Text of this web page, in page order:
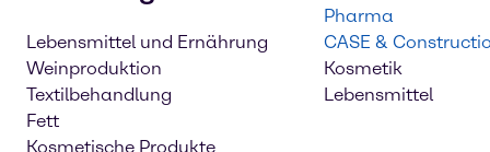
Lebensmittel und Ernährung
Weinproduktion
Textilbehandlung
Fett
Kosmetische Produkte
Pharma
CASE &
Kosmetik
Lebensmittel